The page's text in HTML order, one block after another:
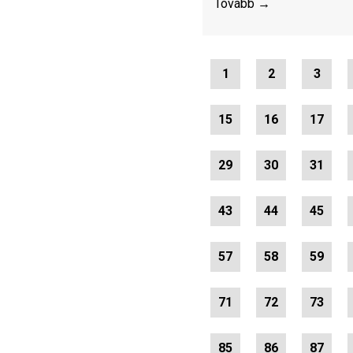
Tovább →
1 2 3
15 16 17
29 30 31
43 44 45
57 58 59
71 72 73
85 86 87